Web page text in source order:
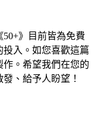
》目前皆為免費
投入。如您喜歡這篇
。希望我們在您的
、給予人盼望！